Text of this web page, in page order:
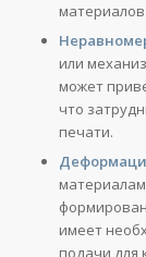
материалов.
или
может
что
печати.
имеет
подачи для